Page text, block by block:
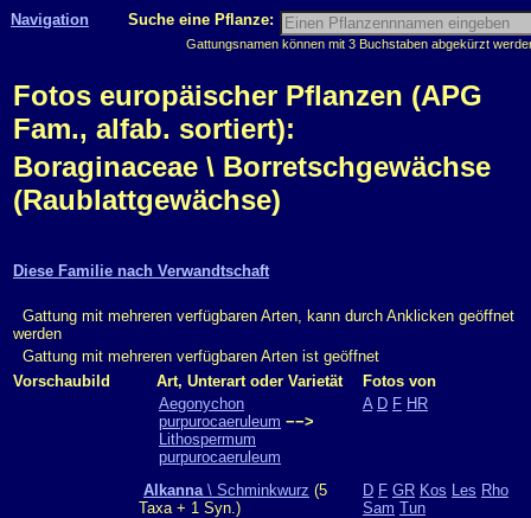
Navigation Suche eine Pflanze:
Gattungsnamen können mit 3 Buchstaben abgekürzt
Fotos europäischer Pflanzen (APG
Fam., alfab. sortiert):
Boraginaceae \ Borretschgewächse
(Raublattgewächse)
Diese Familie nach Verwandtschaft
Gattung mit mehreren verfügbaren Arten, kann durch Anklicken geöffnet
werden
Gattung mit mehreren verfügbaren Arten ist geöffnet
Vorschaubild
Art, Unterart oder Varietät
Fotos von
Aegonychon
purpurocaeruleum −−>
Lithospermum
purpurocaeruleum
A D F HR
Alkanna\ Schminkwurz (5
Taxa + 1 Syn.)
D F GR Kos Les Rho
Sam Tun